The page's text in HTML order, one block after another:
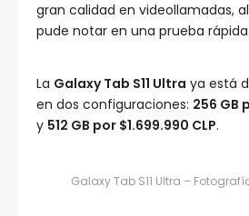
gran calidad en videollamadas,
pude notar en una prueba rápida.
La Galaxy Tab S11 Ultra ya está
en dos configuraciones: 256 GB
y 512 GB por $1.699.990 CLP.
Galaxy Tab S11 Ultra –